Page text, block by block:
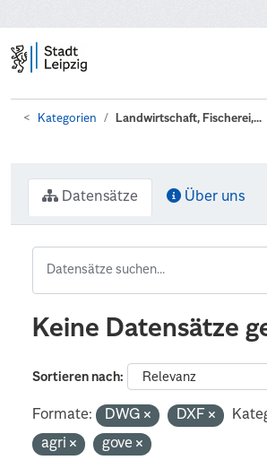
Kategorien Landwirtschaft, Fischerei,...
Datensätze Über uns
Keine Datensätze
Sortieren nach
Formate: DWG DXF
agri
gove